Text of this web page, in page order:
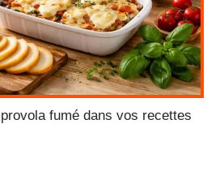
fumé dans vos recettes